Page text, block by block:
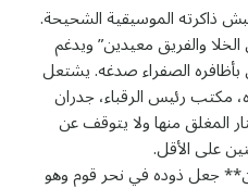
ذاكرته الموسيقية الشحيحة.
والفريق معيدين” ويدغم
الصفراء صدغه. يشتعل
مكتب رئيس الرقباء، جدران
المغلق منها ولا يتوقف عن
على الأقل.
جعل ذوده في نحر قوم وهو